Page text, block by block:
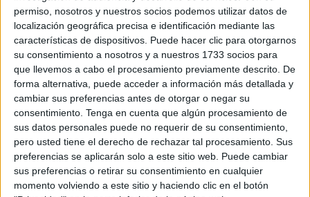
permiso, nosotros y nuestros socios podemos utilizar datos de
localización geográfica precisa e identificación mediante las
características de dispositivos. Puede hacer clic para otorgarnos
su consentimiento a nosotros y a nuestros 1733 socios para
que llevemos a cabo el procesamiento previamente descrito. De
forma alternativa, puede acceder a información más detallada y
cambiar sus preferencias antes de otorgar o negar su
consentimiento. Tenga en cuenta que algún procesamiento de
sus datos personales puede no requerir de su consentimiento,
pero usted tiene el derecho de rechazar tal procesamiento. Sus
preferencias se aplicarán solo a este sitio web. Puede cambiar
sus preferencias o retirar su consentimiento en cualquier
momento volviendo a este sitio y haciendo clic en el botón
El primer premio consiste en la imagen de la felicitación,
un obsequio y un diploma; y tanto el segundo como el
tercero será un diploma.
Los trabajos podrán presentarse hasta el 30 de noviembre
de 2016 y pueden participar todos los hermanos,
simpatizantes y devotos de la Hermandad con edades
comprendidas entre los 4 y 12 años. Los participantes
deben hacer un dibujo de temática navideña en formato
folio, sin texto, de técnica artística libre y dejarlo en la Casa
de Hermandad sita en calle Padre Feijoo nº 1 –Villajovita–